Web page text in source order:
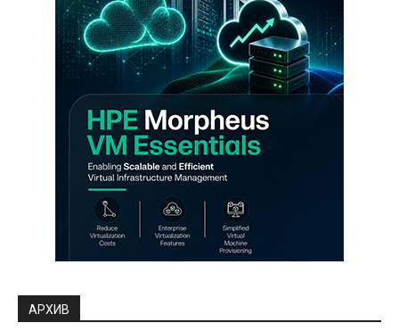
АРХИВ